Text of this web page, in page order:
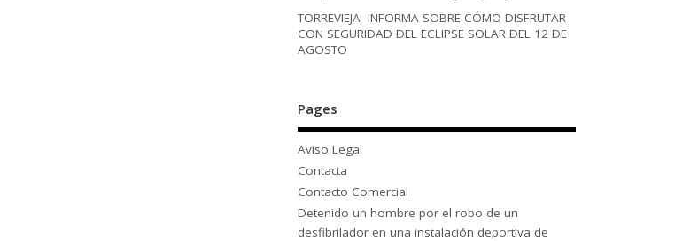
TORREVIEJA INFORMA SOBRE CÓMO DISFRUTAR
CON SEGURIDAD DEL ECLIPSE SOLAR DEL 12 DE
AGOSTO
Pages
Aviso Legal
Contacta
Contacto Comercial
Detenido un hombre por el robo de un
desfibrilador en una instalación deportiva de